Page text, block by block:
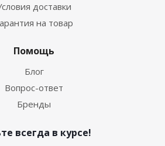
доставки
на товар
Помощь
Блог
Вопрос-ответ
Бренды
всегда в курсе!